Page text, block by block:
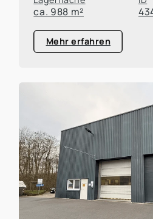
ca. 988 m²
Mehr erfahren